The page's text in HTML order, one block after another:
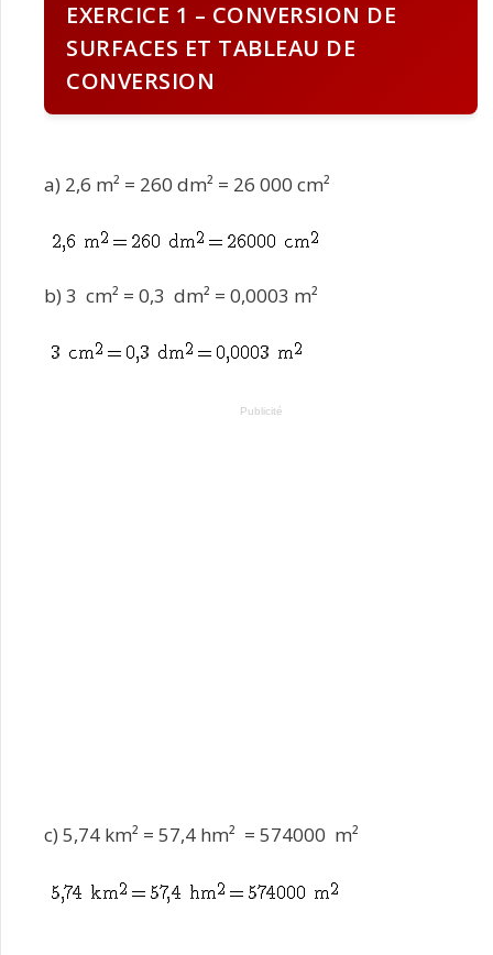
EXERCICE 1 – CONVERSION DE
SURFACES ET TABLEAU DE
CONVERSION
a) 2,6 m² = 260 dm² = 26 000 cm²
b) 3 cm² = 0,3 dm² = 0,0003 m²
Publicité
c) 5,74 km² = 57,4 hm² = 574000 m²